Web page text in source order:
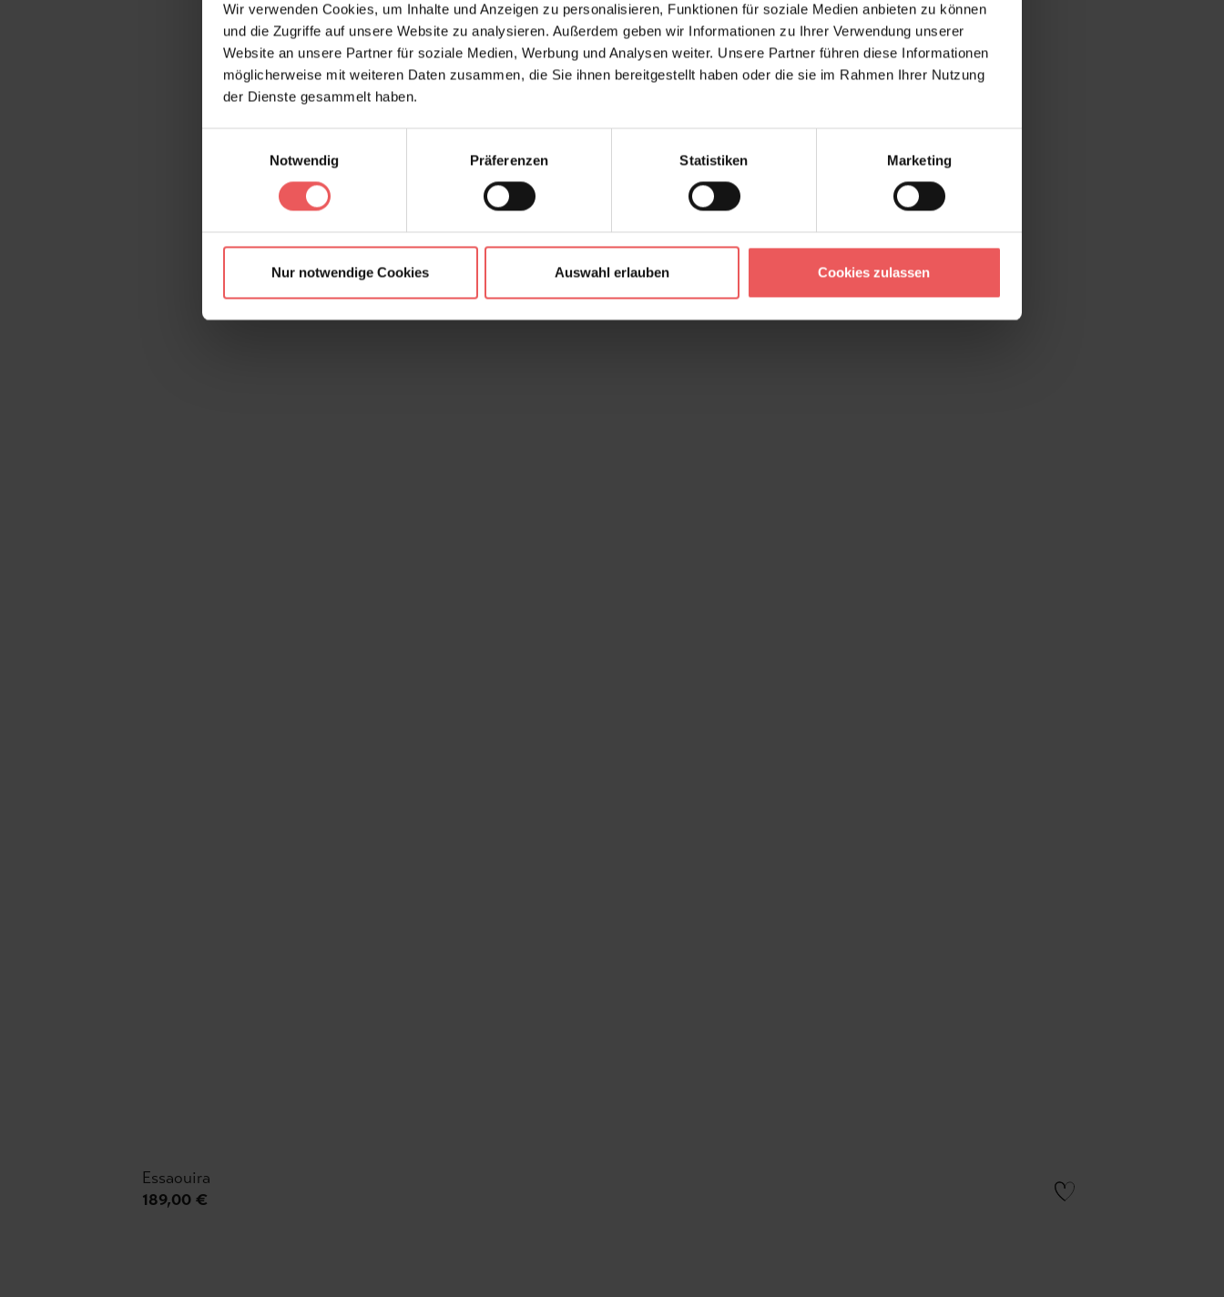
Wir verwenden Cookies, um Inhalte und Anzeigen zu personalisieren, Funktionen für soziale Medien anbieten zu können
und die Zugriffe auf unsere Website zu analysieren. Außerdem geben wir Informationen zu Ihrer Verwendung unserer
Website an unsere Partner für soziale Medien, Werbung und Analysen weiter. Unsere Partner führen diese Informationen
möglicherweise mit weiteren Daten zusammen, die Sie ihnen bereitgestellt haben oder die sie im Rahmen Ihrer Nutzung
der Dienste gesammelt haben.
Notwendig
Präferenzen Statistiken Marketing
Nur notwendige Cookies Auswahl erlauben Cookies zulassen
Produktgalerie überspringen
Essaouira
189,00 €